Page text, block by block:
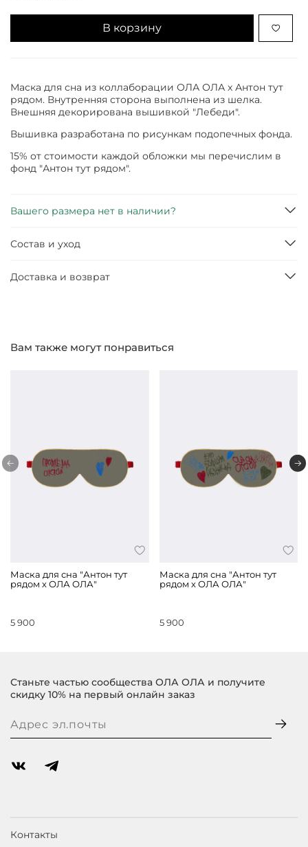
В корзину
Маска для сна из коллаборации ОЛА ОЛА x Антон тут
рядом. Внутренняя сторона выполнена из шелка.
Внешняя декорирована вышивкой "Лебеди".
Вышивка разработана по рисункам подопечных фонда.
15% от стоимости каждой обложки мы перечислим в
фонд "Антон тут рядом".
Вашего размера нет в наличии?
Состав и уход
Доставка и возврат
Вам также могут понравиться
Маска для сна "Антон тут
рядом х ОЛА ОЛА"
5 900
Маска для сна "Антон тут
рядом х ОЛА ОЛА"
5 900
Контакты
Станьте частью сообщества ОЛА ОЛА и получите
скидку 10% на первый онлайн заказ